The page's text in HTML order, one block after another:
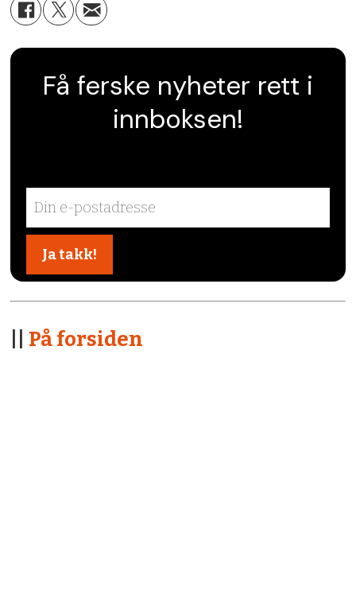
Få ferske nyheter rett i
innboksen!
På forsiden